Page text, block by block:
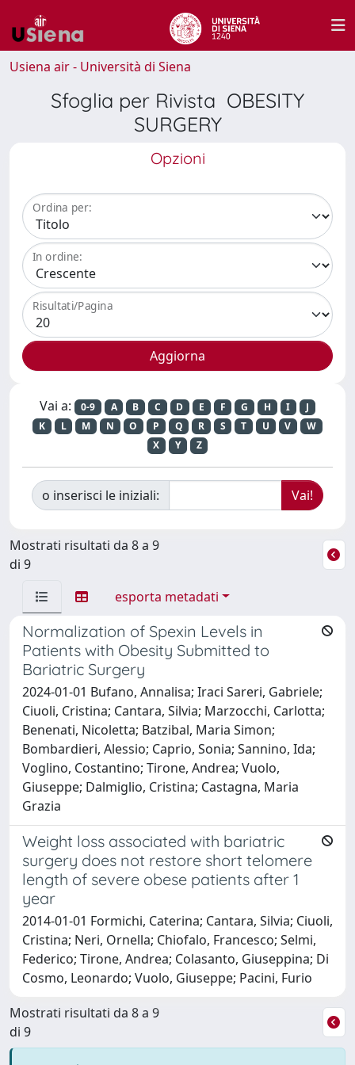
Usiena air - Università di Siena
Sfoglia per Rivista OBESITY
SURGERY
Opzioni
Ordina per:
In ordine:
Risultati/Pagina
Vai a: 0-9 A B C D E F G H I
J
K
L M N O P Q R S T U V
W
X
Y Z
o inserisci le iniziali:
Mostrati risultati da 8 a 9
di 9
esporta metadati
Normalization of Spexin Levels in
Patients with Obesity Submitted to
Bariatric Surgery
2024-01-01 Bufano, Annalisa; Iraci Sareri, Gabriele;
Ciuoli, Cristina; Cantara, Silvia; Marzocchi, Carlotta;
Benenati, Nicoletta; Batzibal, Maria Simon;
Bombardieri, Alessio; Caprio, Sonia; Sannino, Ida;
Voglino, Costantino; Tirone, Andrea; Vuolo,
Giuseppe; Dalmiglio, Cristina; Castagna, Maria
Grazia
Weight loss associated with bariatric
surgery does not restore short telomere
length of severe obese patients after 1
year
2014-01-01 Formichi, Caterina; Cantara, Silvia; Ciuoli,
Cristina; Neri, Ornella; Chiofalo, Francesco; Selmi,
Federico; Tirone, Andrea; Colasanto, Giuseppina; Di
Cosmo, Leonardo; Vuolo, Giuseppe; Pacini, Furio
Mostrati risultati da 8 a 9
di 9